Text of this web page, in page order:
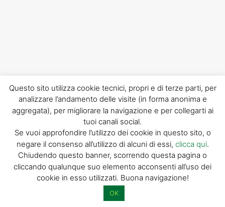
Seguici su
Questo sito utilizza cookie tecnici, propri e di terze parti, per
analizzare l’andamento delle visite (in forma anonima e
aggregata), per migliorare la navigazione e per collegarti ai
tuoi canali social.
Se vuoi approfondire l’utilizzo dei cookie in questo sito, o
negare il consenso all’utilizzo di alcuni di essi, clicca qui.
Chiudendo questo banner, scorrendo questa pagina o
cliccando qualunque suo elemento acconsenti all’uso dei
cookie in esso utilizzati. Buona navigazione!
OK